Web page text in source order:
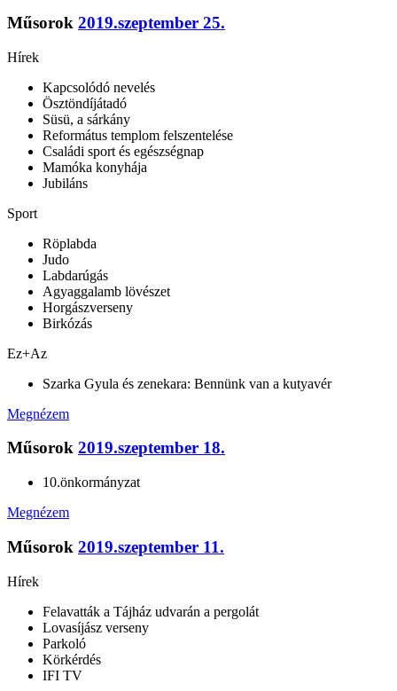
Műsorok 2019.szeptember 25.
Hírek
Kapcsolódó nevelés
Ösztöndíjátadó
Süsü, a sárkány
Református templom felszentelése
Családi sport és egészségnap
Mamóka konyhája
Jubiláns
Sport
Röplabda
Judo
Labdarúgás
Agyaggalamb lövészet
Horgászverseny
Birkózás
Ez+Az
Szarka Gyula és zenekara: Bennünk van a kutyavér
Megnézem
Műsorok 2019.szeptember 18.
10.önkormányzat
Megnézem
Műsorok 2019.szeptember 11.
Hírek
Felavatták a Tájház udvarán a pergolát
Lovasíjász verseny
Parkoló
Körkérdés
IFI TV